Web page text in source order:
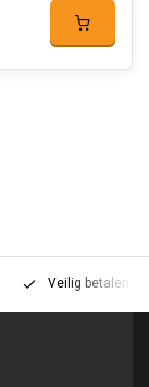
Veilig betalen